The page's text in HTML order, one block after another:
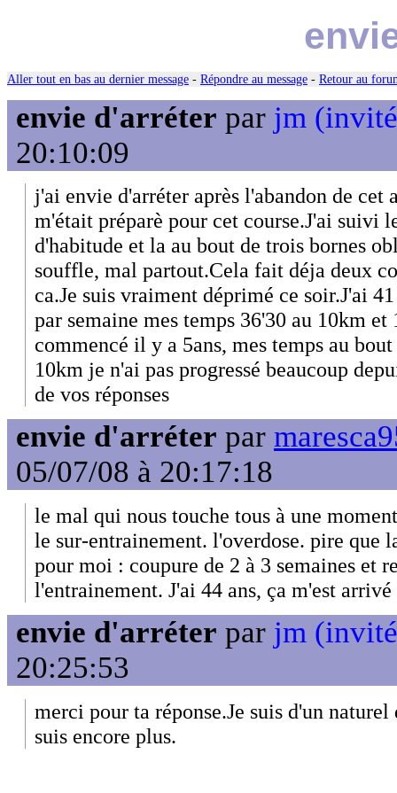
Aller tout en bas au dernier message - Répondre au message - Retour au
envie d'arréter par jm
20:10:09
j'ai envie d'arréter après l'abandon de cet
m'était préparè pour cet course.J'ai suivi
d'habitude et la au bout de trois bornes
souffle, mal partout.Cela fait déja deux
ca.Je suis vraiment déprimé ce soir.J'ai
par semaine mes temps 36'30 au 10km et
commencé il y a 5ans, mes temps au
10km je n'ai pas progressé beaucoup
de vos réponses
envie d'arréter par
05/07/08 à 20:17:18
le mal qui nous touche tous à une
le sur-entrainement. l'overdose. pire que
pour moi : coupure de 2 à 3 semaines et
l'entrainement. J'ai 44 ans, ça m'est
envie d'arréter par jm
20:25:53
merci pour ta réponse.Je suis d'un
suis encore plus.